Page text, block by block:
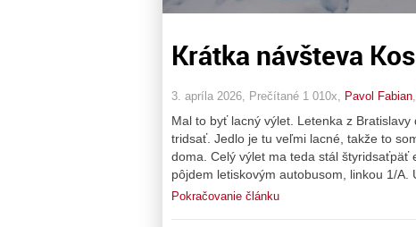
Krátka návšteva
3. apríla 2026, Prečítané 1 010x, Pavol Fabian
Mal to byť lacný výlet. Letenka z
tridsať. Jedlo je tu veľmi lacné, takže to
doma. Celý výlet ma teda stál štyridsaťpäť
pôjdem letiskovým autobusom, linkou 1/
Pokračovanie článku